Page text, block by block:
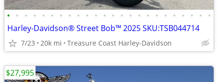
• • • • • • • • • • • • • • • • • • • • • • • •
Harley-Davidson® Street Bob™ 2025 SKU:TSB044714
7/23 20k mi Treasure Coast Harley-Davidson
$27,995